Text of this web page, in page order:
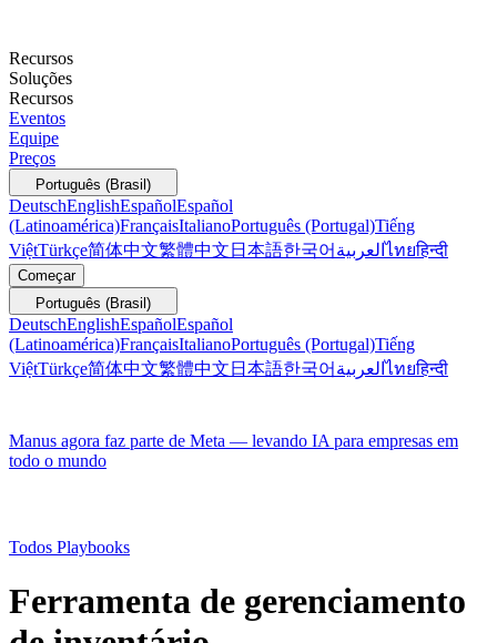
Recursos
Soluções
Recursos
Eventos
Equipe
Preços
Português (Brasil)
DeutschEnglishEspañolEspañol
(Latinoamérica)FrançaisItalianoPortuguês (Portugal)Tiếng
ViệtTürkçe简体中文繁體中文 日本語한국어 العربيةไทยहिन्दी
Começar
Português (Brasil)
DeutschEnglishEspañolEspañol
(Latinoamérica)FrançaisItalianoPortuguês (Portugal)Tiếng
ViệtTürkçe简体中文繁體中文 日本語한국어 العربيةไทยहिन्दी
Manus agora faz parte de Meta — levando IA para empresas em
todo o mundo
Todos Playbooks
Ferramenta de gerenciamento